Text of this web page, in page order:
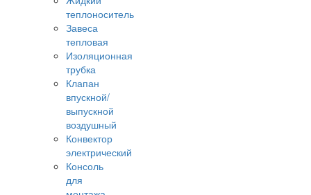
теплоноситель
Завеса
тепловая
Изоляционная
трубка
Клапан
впускной/
выпускной
воздушный
Конвектор
электрический
Консоль
для